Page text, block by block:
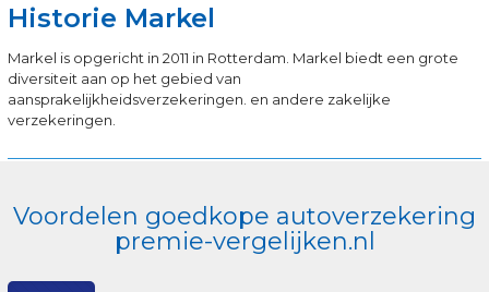
Historie Markel
Markel is opgericht in 2011 in Rotterdam. Markel biedt een grote
diversiteit aan op het gebied van
aansprakelijkheidsverzekeringen. en andere zakelijke
verzekeringen.
Voordelen goedkope autoverzekering
premie-vergelijken.nl